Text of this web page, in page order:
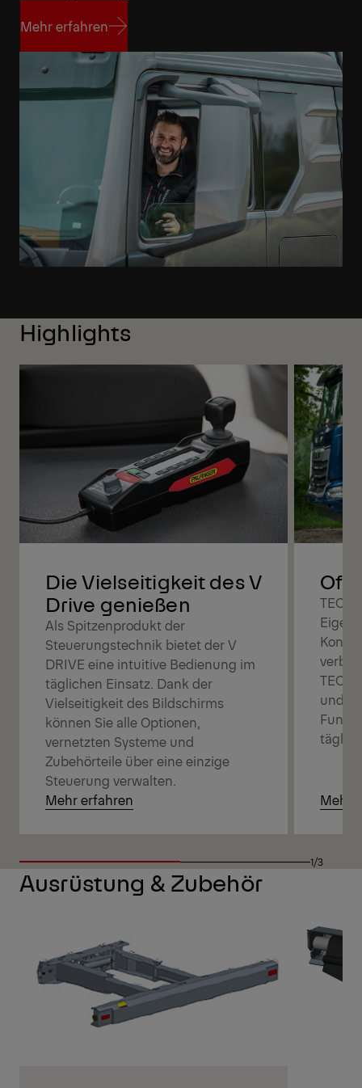
Mehr erfahren
Mehr erfahren
Highlights
Die Vielseitigkeit des V
Drive genießen
Als Spitzenprodukt der
Steuerungstechnik bietet der V
DRIVE eine intuitive Bedienung im
täglichen Einsatz. Dank der
Vielseitigkeit des Bildschirms
können Sie alle Optionen,
vernetzten Systeme und
Zubehörteile über eine einzige
Steuerung verwalten.
Mehr erfahren
TEC
TEC-
und je
Mehr
1/3
Ausrüstung & Zubehör